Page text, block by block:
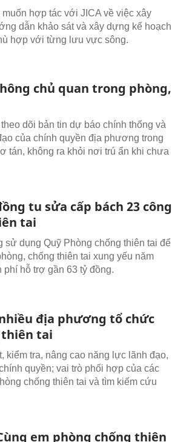
hợp tác với JICA về việc xây
dẫn khảo sát và xây dựng kế hoạch
hợp với từng lưu vực sông.
chủ quan trong phòng,
dõi bản tin dự báo chính thống và
của chính quyền địa phương trong
tán, không ra khỏi nơi trú ẩn khi chưa
tu sửa cấp bách 23 công
tai
sử dụng Quỹ Phòng chống thiên tai để
chống thiên tai xung yếu năm
hỗ trợ gần 63 tỷ đồng.
địa phương tổ chức
tai
tra, nâng cao năng lực lãnh đạo,
quyền; vai trò phối hợp của các
chống thiên tai và tìm kiếm cứu
em phòng chống thiên